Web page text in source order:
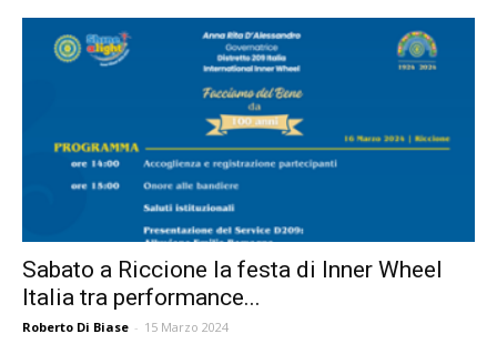
Sabato a Riccione la festa di Inner Wheel
Italia tra performance...
Roberto Di Biase - 15 Marzo 2024